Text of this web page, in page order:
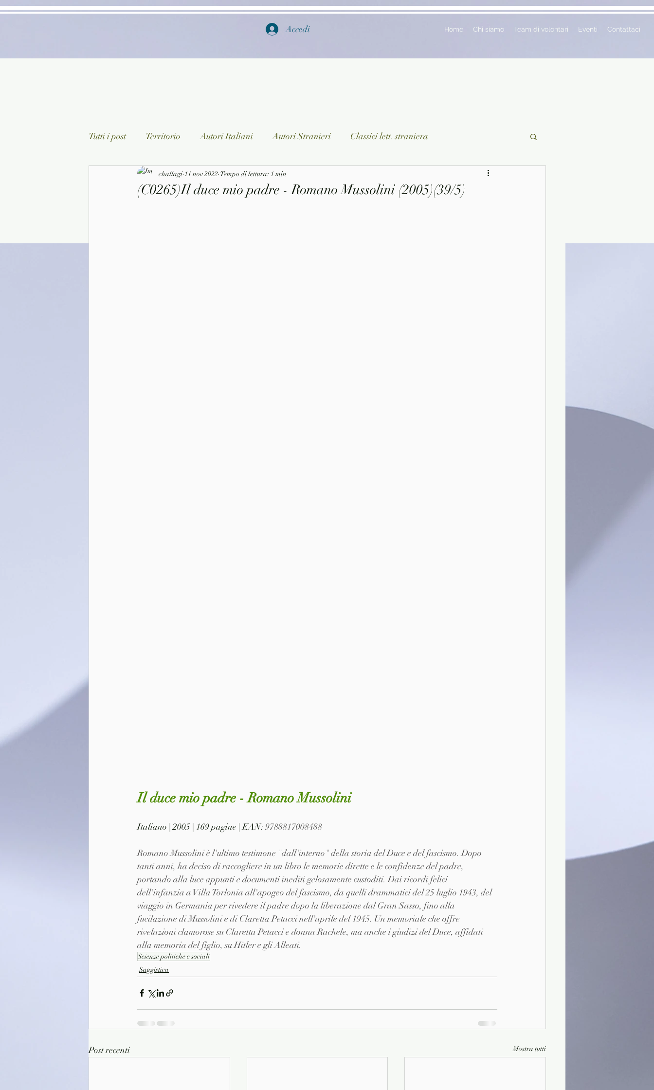
Accedi Home Chi siamo Team di volontari Eventi Contattaci
Tutti i post Territorio Autori Italiani Autori Stranieri Classici lett. straniera
Classici lett. italiana Saggistica Ragazzi
(C0265)Il duce mio padre - Romano Mussolini (2005)(39/5)
challagi 11 nov 2022 Tempo di lettura: 1 min
Il duce mio padre - Romano Mussolini
Italiano | 2005 | 169 pagine | EAN: 9788817008488
Romano Mussolini è l'ultimo testimone "dall'interno" della storia del Duce e del fascismo. Dopo
tanti anni, ha deciso di raccogliere in un libro le memorie dirette e le confidenze del padre,
portando alla luce appunti e documenti inediti gelosamente custoditi. Dai ricordi felici
dell'infanzia a Villa Torlonia all'apogeo del fascismo, da quelli drammatici del 25 luglio 1943, del
viaggio in Germania per rivedere il padre dopo la liberazione dal Gran Sasso, fino alla
fucilazione di Mussolini e di Claretta Petacci nell'aprile del 1945. Un memoriale che offre
rivelazioni clamorose su Claretta Petacci e donna Rachele, ma anche i giudizi del Duce, affidati
alla memoria del figlio, su Hitler e gli Alleati.
Scienze politiche e sociali
Saggistica
Post recenti Mostra tutti